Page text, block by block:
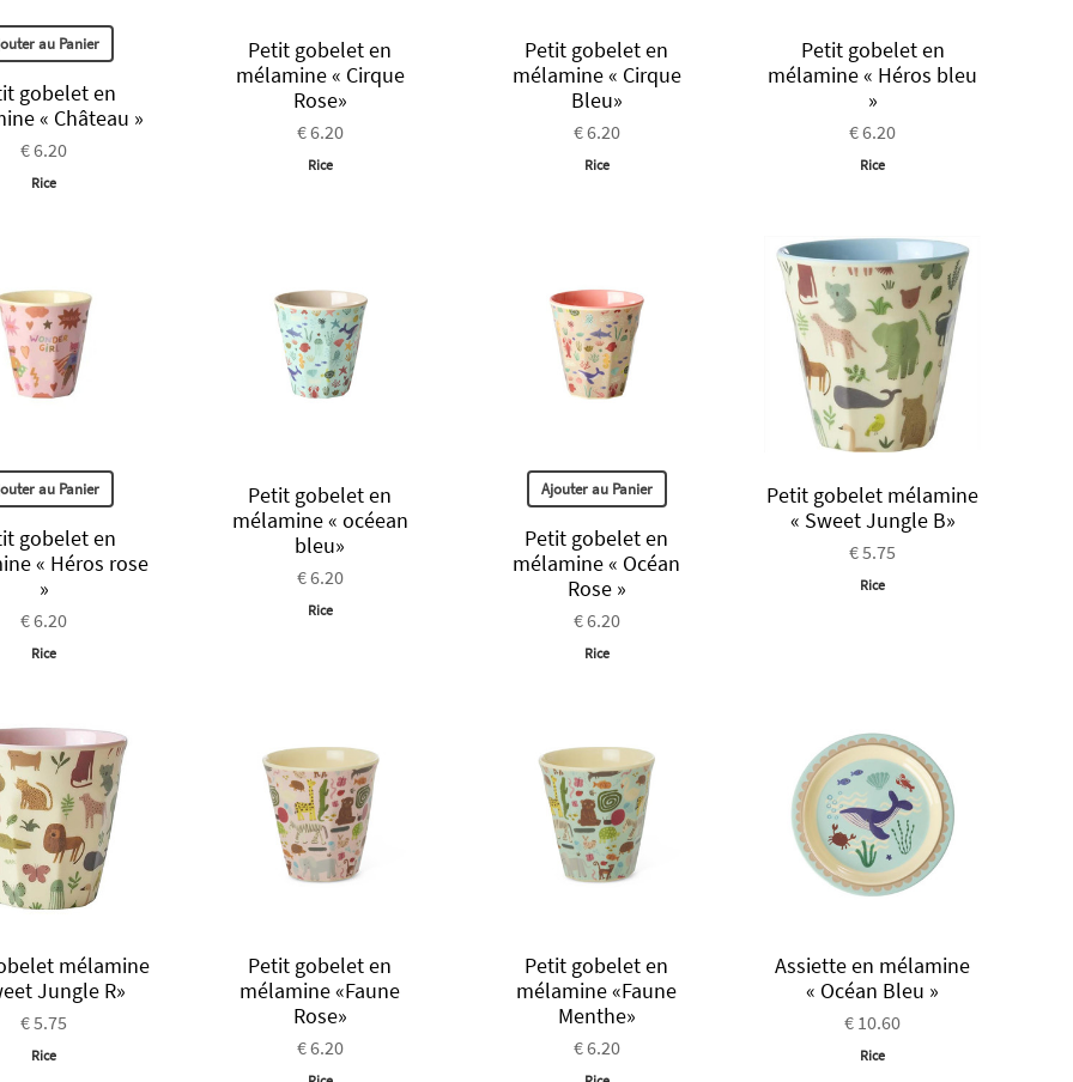
au Panier
gobelet en
« Château »
€ 6.20
Rice
Petit gobelet en
mélamine « Cirque
Rose»
€ 6.20
Rice
Petit gobelet en
mélamine « Cirque
Bleu»
€ 6.20
Rice
Petit gobelet en
mélamine « Héros bleu
»
€ 6.20
Rice
au Panier
gobelet en
« Héros rose
»
€ 6.20
Rice
Petit gobelet en
mélamine « océean
bleu»
€ 6.20
Rice
Ajouter au Panier
Petit gobelet en
mélamine « Océan
Rose »
€ 6.20
Rice
Petit gobelet mélamine
« Sweet Jungle B»
€ 5.75
Rice
mélamine
Jungle R»
€ 5.75
Rice
Petit gobelet en
mélamine «Faune
Rose»
€ 6.20
Petit gobelet en
mélamine «Faune
Menthe»
€ 6.20
Assiette en mélamine
« Océan Bleu »
€ 10.60
Rice